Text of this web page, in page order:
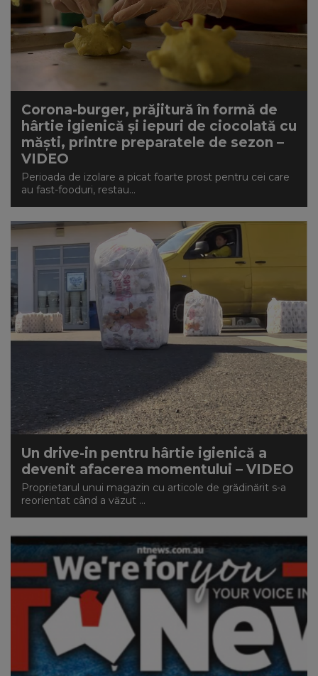
Corona-burger, prăjitură în formă de
hârtie igienică și iepuri de ciocolată cu
măști, printre preparatele de sezon –
VIDEO
Perioada de izolare a picat foarte prost pentru cei care
au fast-fooduri, restau...
Un drive-in pentru hârtie igienică a
devenit afacerea momentului – VIDEO
Proprietarul unui magazin cu articole de grădinărit s-a
reorientat când a văzut ...